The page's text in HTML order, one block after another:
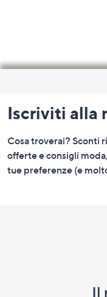
menu
e
informazioni
Iscriviti alla
Cosa troverai? Sconti
offerte e consigli
tue preferenze (e
Il